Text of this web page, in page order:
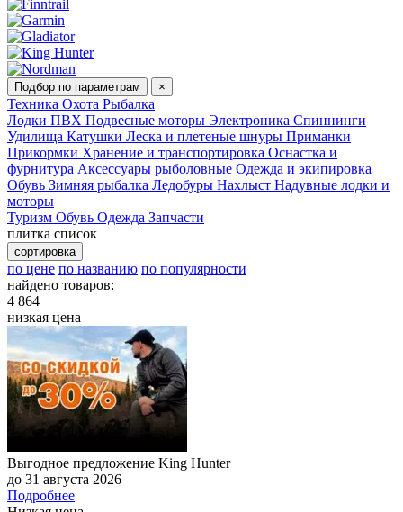
Подбор по параметрам ×
Техника Охота Рыбалка
Лодки ПВХ Подвесные моторы Электроника Спиннинги
Удилища Катушки Леска и плетеные шнуры Приманки
Прикормки Хранение и транспортировка Оснастка и
фурнитура Аксессуары рыболовные Одежда и экипировка
Обувь Зимняя рыбалка Ледобуры Нахлыст Надувные лодки и
моторы
Туризм Обувь Одежда Запчасти
плитка список
сортировка
по цене по названию по популярности
найдено товаров:
4 864
низкая цена
Выгодное предложение King Hunter
до 31 августа 2026
Подробнее